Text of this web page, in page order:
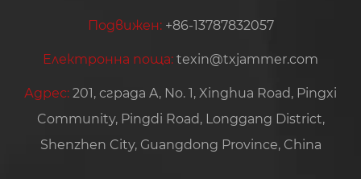
Подвижен: +86-13787832057
Електронна поща: texin@txjammer.com
Адрес: 201, сграда A, No. 1, Xinghua Road, Pingxi
Community, Pingdi Road, Longgang District,
Shenzhen City, Guangdong Province, China